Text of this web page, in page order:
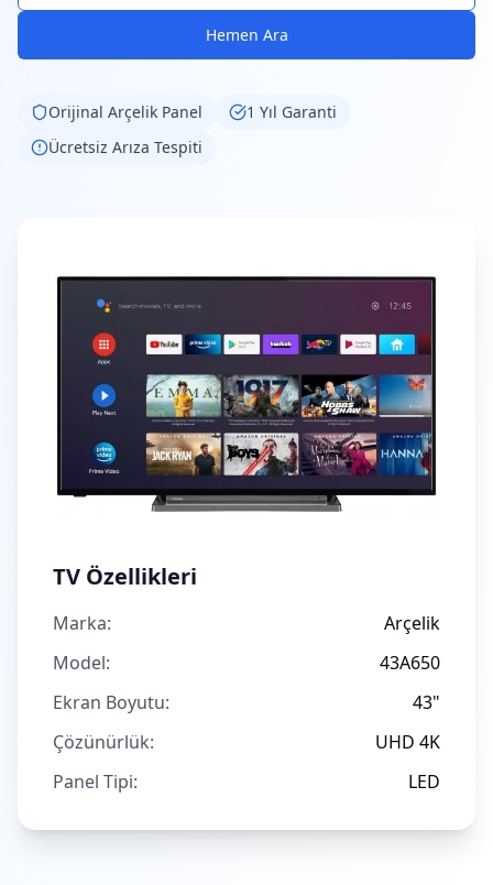
Hemen Ara
Orijinal Arçelik Panel
1 Yıl Garanti
Ücretsiz Arıza Tespiti
TV Özellikleri
Marka:
Arçelik
Model:
43A650
Ekran Boyutu:
43"
Çözünürlük:
UHD 4K
Panel Tipi:
LED